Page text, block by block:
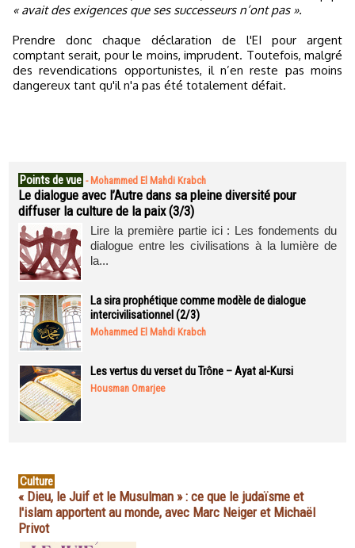
« avait des exigences que ses successeurs n’ont pas ».
Prendre donc chaque déclaration de l'EI pour argent
comptant serait, pour le moins, imprudent. Toutefois, malgré
des revendications opportunistes, il n’en reste pas moins
dangereux tant qu'il n'a pas été totalement défait.
Points de vue - Mohammed El Mahdi Krabch
Le dialogue avec l’Autre dans sa pleine diversité pour
diffuser la culture de la paix (3/3)
Lire la première partie ici : Les fondements du
dialogue entre les civilisations à la lumière de
la...
La sira prophétique comme modèle de dialogue
intercivilisationnel (2/3)
Mohammed El Mahdi Krabch
Les vertus du verset du Trône – Ayat al-Kursi
Housman Omarjee
Culture
« Dieu, le Juif et le Musulman » : ce que le judaïsme et
l'islam apportent au monde, avec Marc Neiger et Michaël
Privot